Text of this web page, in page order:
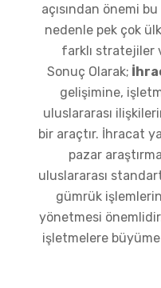
açısından önemi
nedenle pek çok
farklı stratejiler
Sonuç Olarak;
gelişimine,
uluslararası
bir araçtır. İhracat
pazar
uluslararası
gümrük
yönetmesi
işletmelere